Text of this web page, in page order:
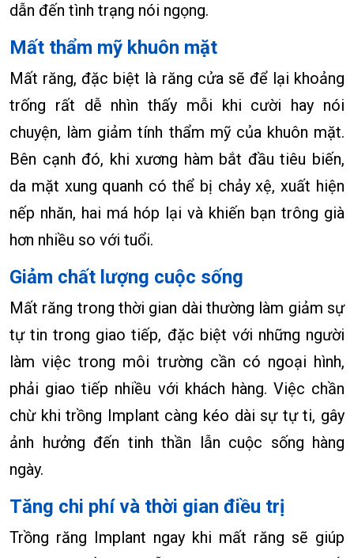
dẫn đến tình trạng nói ngọng.
Mất thẩm mỹ khuôn mặt
Mất răng, đặc biệt là răng cửa sẽ để lại khoảng
trống rất dễ nhìn thấy mỗi khi cười hay nói
chuyện, làm giảm tính thẩm mỹ của khuôn mặt.
Bên cạnh đó, khi xương hàm bắt đầu tiêu biến,
da mặt xung quanh có thể bị chảy xệ, xuất hiện
nếp nhăn, hai má hóp lại và khiến bạn trông già
hơn nhiều so với tuổi.
Giảm chất lượng cuộc sống
Mất răng trong thời gian dài thường làm giảm sự
tự tin trong giao tiếp, đặc biệt với những người
làm việc trong môi trường cần có ngoại hình,
phải giao tiếp nhiều với khách hàng. Việc chần
chừ khi trồng Implant càng kéo dài sự tự ti, gây
ảnh hưởng đến tinh thần lẫn cuộc sống hàng
ngày.
Tăng chi phí và thời gian điều trị
Trồng răng Implant ngay khi mất răng sẽ giúp